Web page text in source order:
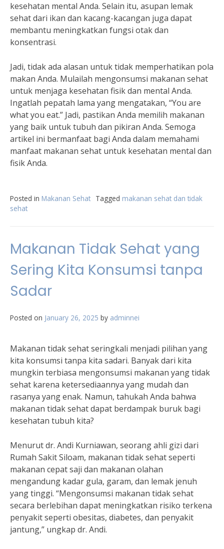
kesehatan mental Anda. Selain itu, asupan lemak
sehat dari ikan dan kacang-kacangan juga dapat
membantu meningkatkan fungsi otak dan
konsentrasi.
Jadi, tidak ada alasan untuk tidak memperhatikan pola
makan Anda. Mulailah mengonsumsi makanan sehat
untuk menjaga kesehatan fisik dan mental Anda.
Ingatlah pepatah lama yang mengatakan, “You are
what you eat.” Jadi, pastikan Anda memilih makanan
yang baik untuk tubuh dan pikiran Anda. Semoga
artikel ini bermanfaat bagi Anda dalam memahami
manfaat makanan sehat untuk kesehatan mental dan
fisik Anda.
Posted in Makanan Sehat Tagged makanan sehat dan tidak
sehat
Makanan Tidak Sehat yang
Sering Kita Konsumsi tanpa
Sadar
Posted on January 26, 2025 by adminnei
Makanan tidak sehat seringkali menjadi pilihan yang
kita konsumsi tanpa kita sadari. Banyak dari kita
mungkin terbiasa mengonsumsi makanan yang tidak
sehat karena ketersediaannya yang mudah dan
rasanya yang enak. Namun, tahukah Anda bahwa
makanan tidak sehat dapat berdampak buruk bagi
kesehatan tubuh kita?
Menurut dr. Andi Kurniawan, seorang ahli gizi dari
Rumah Sakit Siloam, makanan tidak sehat seperti
makanan cepat saji dan makanan olahan
mengandung kadar gula, garam, dan lemak jenuh
yang tinggi. “Mengonsumsi makanan tidak sehat
secara berlebihan dapat meningkatkan risiko terkena
penyakit seperti obesitas, diabetes, dan penyakit
jantung,” ungkap dr. Andi.